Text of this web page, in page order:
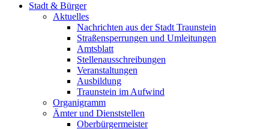
Stadt & Bürger
Aktuelles
Nachrichten aus der Stadt Traunstein
Straßensperrungen und Umleitungen
Amtsblatt
Stellenausschreibungen
Veranstaltungen
Ausbildung
Traunstein im Aufwind
Organigramm
Ämter und Dienststellen
Oberbürgermeister